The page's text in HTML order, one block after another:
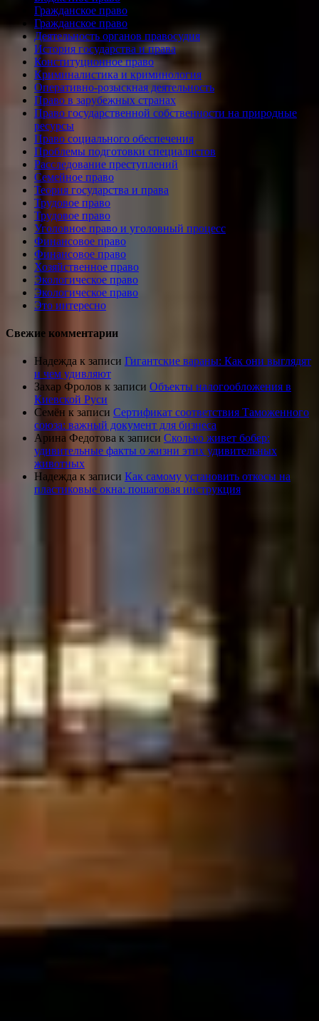
Гражданское право
Гражданское право
Деятельность органов правосудия
История государства и права
Конституционное право
Криминалистика и криминология
Оперативно-розыскная деятельность
Право в зарубежных странах
Право государственной собственности на природные
ресурсы
Право социального обеспечения
Проблемы подготовки специалистов
Расследование преступлений
Семейное право
Теория государства и права
Трудовое право
Трудовое право
Уголовное право и уголовный процесс
Финансовое право
Финансовое право
Хозяйственное право
Экологическое право
Экологическое право
Это интересно
Свежие комментарии
Надежда к записи Гигантские вараны: Как они выглядят
и чем удивляют
Захар Фролов к записи Объекты налогообложения в
Киевской Руси
Семён к записи Сертификат соответствия Таможенного
союза: важный документ для бизнеса
Арина Федотова к записи Сколько живет бобер:
удивительные факты о жизни этих удивительных
животных
Надежда к записи Как самому установить откосы на
пластиковые окна: пошаговая инструкция